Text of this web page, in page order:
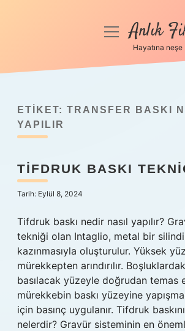
Anasayfa
Yasal Uyarı
menüyüAnlık
Hayatına
ETIKET: TRANSFER BASKI
YAPILIR
TIFDRUK BASKI
Tarih: Eylül 8, 2024
Tifdruk baskı nedir nasıl yapılır?
tekniği olan Intaglio, metal bir
kazınmasıyla oluşturulur. Yüksek
mürekkepten arındırılır.
basılacak yüzeyle doğrudan temas
mürekkebin baskı yüzeyine
için basınç uygulanır. Tifdruk
nelerdir? Gravür sisteminin en